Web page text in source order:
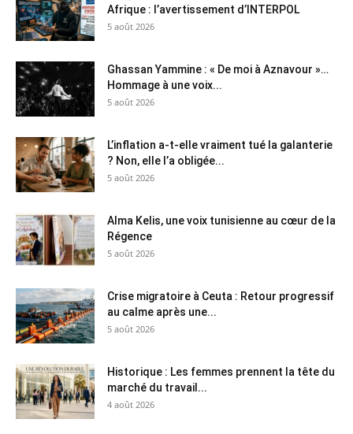
Afrique : l’avertissement d’INTERPOL
5 août 2026
Ghassan Yammine : « De moi à Aznavour »…
Hommage à une voix...
5 août 2026
L’inflation a-t-elle vraiment tué la galanterie
? Non, elle l’a obligée...
5 août 2026
Alma Kelis, une voix tunisienne au cœur de la
Régence
5 août 2026
Crise migratoire à Ceuta : Retour progressif
au calme après une...
5 août 2026
Historique : Les femmes prennent la tête du
marché du travail...
4 août 2026